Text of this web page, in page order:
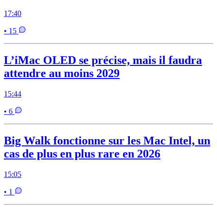
17:40
• 15
L’iMac OLED se précise, mais il faudra
attendre au moins 2029
15:44
• 6
Big Walk fonctionne sur les Mac Intel, un
cas de plus en plus rare en 2026
15:05
• 1